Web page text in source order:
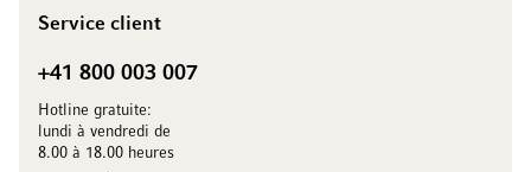
Service client
+41 800 003 007
Hotline gratuite:
lundi à vendredi de
8.00 à 18.00 heures